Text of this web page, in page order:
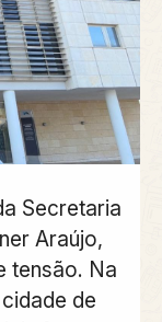
Secretaria
Araújo,
tensão. Na
de